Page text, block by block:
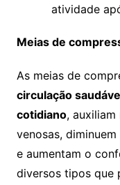
atividade
Meias de
As meias de
circulação
cotidiano, auxiliam
venosas,
e aumentam o
diversos tipos que